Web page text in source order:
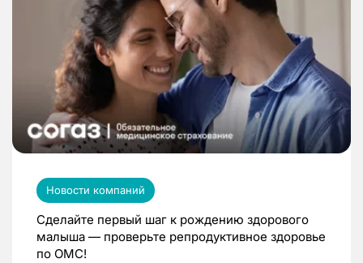
Новости компаний
Сделайте первый шаг к рождению здорового
малыша — проверьте репродуктивное здоровье
по ОМС!